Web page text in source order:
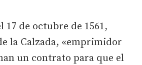
de octubre de 1561,
la Calzada, «emprimidor
un contrato para que el